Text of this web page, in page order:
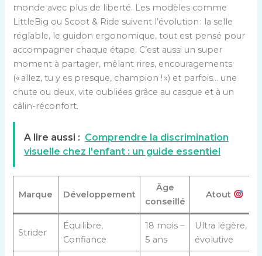
monde avec plus de liberté. Les modèles comme
LittleBig ou Scoot & Ride suivent l’évolution : la selle
réglable, le guidon ergonomique, tout est pensé pour
accompagner chaque étape. C’est aussi un super
moment à partager, mêlant rires, encouragements
(« allez, tu y es presque, champion ! ») et parfois… une
chute ou deux, vite oubliées grâce au casque et à un
câlin-réconfort.
A lire aussi : Comprendre la discrimination
visuelle chez l'enfant : un guide essentiel
Marque Développement
Âge
conseillé
Atout
Strider
Équilibre,
Confiance
18 mois –
5 ans
Ultra légère,
évolutive